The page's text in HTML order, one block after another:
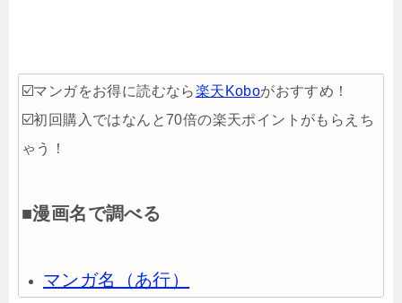
☑️マンガをお得に読むなら楽天Koboがおすすめ！
☑️初回購入ではなんと70倍の楽天ポイントがもらえち
ゃう！
■漫画名で調べる
マンガ名（あ行）